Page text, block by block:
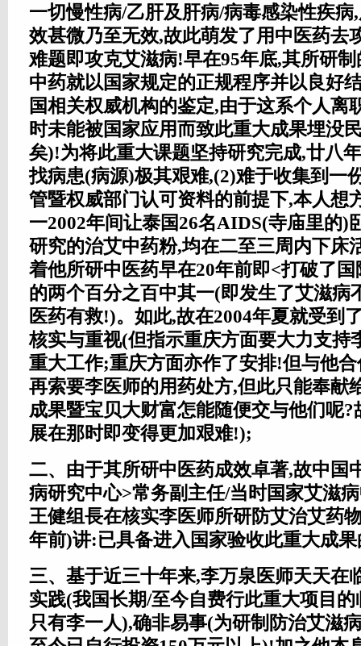
一切慢性病/乙肝及肝病/病毒感染性疾病
效甚微乃至无效,故此萌发了用中医药去
难题即攻克艾滋病!早在95年底,其所研
中药就以国家规定的正规程序并以良好
国相关权威机构的鉴定,由于这系个人离
时未能被国家应用而致此重大成果埋没
矣)!为将此重大课题坚持研究完成,廿八
找病患(病源)极其艰难,(2)难于收集到一
管暨权威部门认可资料的前提下,本人想
一2002年间让泰国26名AIDS(寺庙里的)
研究的治艾中药粉,均在二至三周内下床
着他所研中医药早在20年前即<打破了
的两个百分之百中其一(即发生了艾滋病
医药有救!)。如此,故在2004年夏就受到
核实与重视(但指示重庆方面要大力支持
重大工作;重庆方面亦作了安排!但与他
再索要李医师的用药处方,但此只能奉献
成果暨宝贝大财富怎能随便交与他们呢
展在那时即变得更加艰难!);
二、由于其所研中医药成效卓著,故中国
病研究中心>常务副主任/当时国家艾滋
王健组長在核实李医师所研防艾治艾药
年前)讲:已具备进入国家验收此重大成
三、基于近三十年来,李万泉医师天天在
实践(我国长期/至今自费行此重大项目
只有李一人),确非易事(为研制防治艾滋